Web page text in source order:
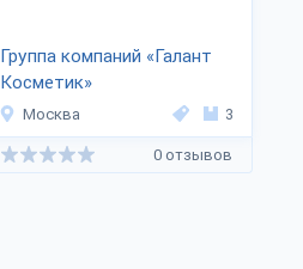
Группа компаний «Галант
Косметик»
Москва 3
0 отзывов